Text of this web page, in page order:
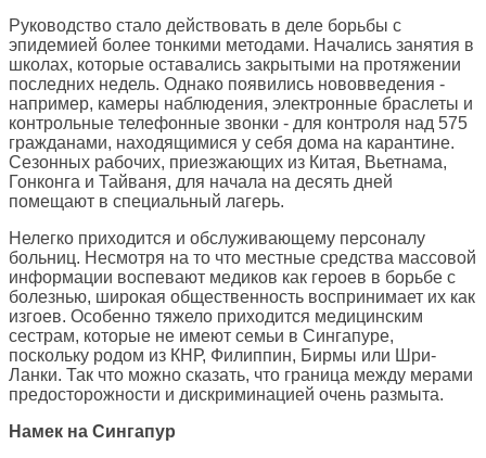
Руководство стало действовать в деле борьбы с
эпидемией более тонкими методами. Начались занятия в
школах, которые оставались закрытыми на протяжении
последних недель. Однако появились нововведения -
например, камеры наблюдения, электронные браслеты и
контрольные телефонные звонки - для контроля над 575
гражданами, находящимися у себя дома на карантине.
Сезонных рабочих, приезжающих из Китая, Вьетнама,
Гонконга и Тайваня, для начала на десять дней
помещают в специальный лагерь.
Нелегко приходится и обслуживающему персоналу
больниц. Несмотря на то что местные средства массовой
информации воспевают медиков как героев в борьбе с
болезнью, широкая общественность воспринимает их как
изгоев. Особенно тяжело приходится медицинским
сестрам, которые не имеют семьи в Сингапуре,
поскольку родом из КНР, Филиппин, Бирмы или Шри-
Ланки. Так что можно сказать, что граница между мерами
предосторожности и дискриминацией очень размыта.
Намек на Сингапур